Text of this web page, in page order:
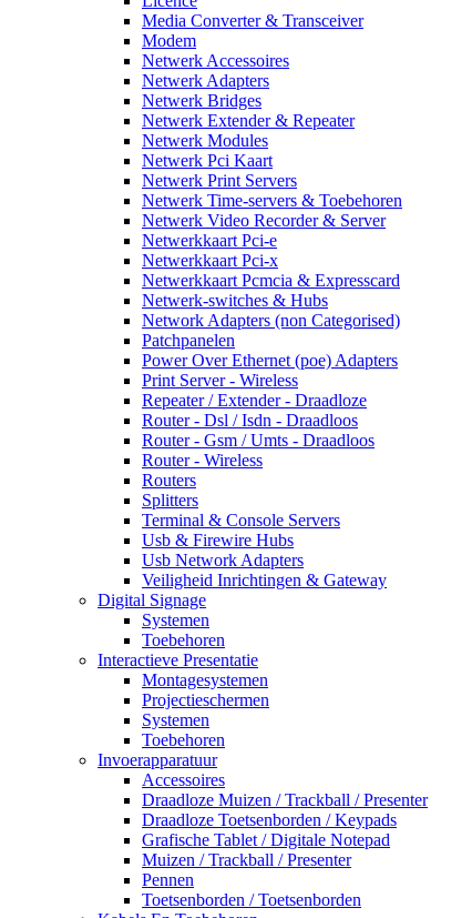
Media Converter & Transceiver
Modem
Netwerk Accessoires
Netwerk Adapters
Netwerk Bridges
Netwerk Extender & Repeater
Netwerk Modules
Netwerk Pci Kaart
Netwerk Print Servers
Netwerk Time-servers & Toebehoren
Netwerk Video Recorder & Server
Netwerkkaart Pci-e
Netwerkkaart Pci-x
Netwerkkaart Pcmcia & Expresscard
Netwerk-switches & Hubs
Network Adapters (non Categorised)
Patchpanelen
Power Over Ethernet (poe) Adapters
Print Server - Wireless
Repeater / Extender - Draadloze
Router - Dsl / Isdn - Draadloos
Router - Gsm / Umts - Draadloos
Router - Wireless
Routers
Splitters
Terminal & Console Servers
Usb & Firewire Hubs
Usb Network Adapters
Veiligheid Inrichtingen & Gateway
Digital Signage
Systemen
Toebehoren
Interactieve Presentatie
Montagesystemen
Projectieschermen
Systemen
Toebehoren
Invoerapparatuur
Accessoires
Draadloze Muizen / Trackball / Presenter
Draadloze Toetsenborden / Keypads
Grafische Tablet / Digitale Notepad
Muizen / Trackball / Presenter
Pennen
Toetsenborden / Toetsenborden